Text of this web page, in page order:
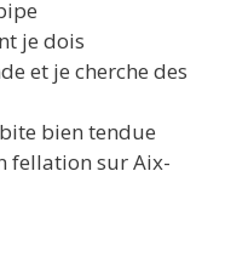
je dois
et je cherche des
bien tendue
fellation sur Aix-